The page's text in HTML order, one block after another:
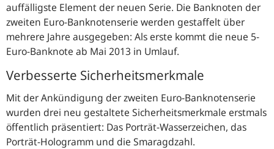
auffälligste Element der neuen Serie. Die Banknoten der
zweiten Euro-Banknotenserie werden gestaffelt über
mehrere Jahre ausgegeben: Als erste kommt die neue 5-
Euro-Banknote ab Mai 2013 in Umlauf.
Verbesserte Sicherheitsmerkmale
Mit der Ankündigung der zweiten Euro-Banknotenserie
wurden drei neu gestaltete Sicherheitsmerkmale erstmals
öffentlich präsentiert: Das Porträt-Wasserzeichen, das
Porträt-Hologramm und die Smaragdzahl.